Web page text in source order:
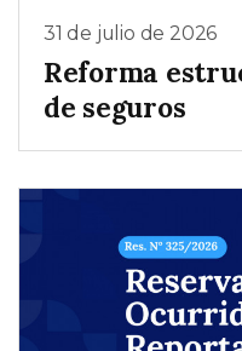
31 de julio de 2026
Reforma
de seguros